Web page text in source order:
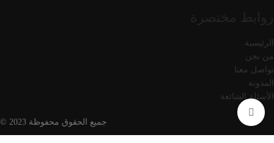
Click to enlarge
الرئيسية
من نحن
تواصل معنا
المدونة
الأسئلة الشائعة
جميع الحقوق محفوظة 2023 ©